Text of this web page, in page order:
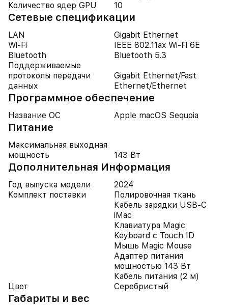
Количество ядер GPU
10
Cетевые спецификации
LAN
Gigabit Ethernet
Wi-Fi
IEEE 802.11ax Wi-Fi 6E
Bluetooth
Bluetooth 5.3
Поддерживаемые
протоколы передачи
данных
Gigabit Ethernet/Fast
Ethernet/Ethernet
Программное обеспечение
Название ОС Apple macOS Sequoia
Питание
Максимальная выходная
мощность
143 Вт
Дополнительная Информация
Год выпуска модели
2024
Комплект поставки
Полировочная ткань
Кабель зарядки USB-C
iMac
Клавиатура Magic
Keyboard с Touch ID
Мышь Magic Mouse
Адаптер питания
мощностью 143 Вт
Кабель питания (2 м)
Цвет
Серебристый
Габариты и вес